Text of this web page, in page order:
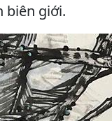
biên giới.